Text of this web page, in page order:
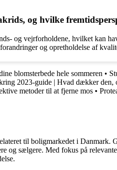
og hvilke
og vejrforholdene, hvilket kan
og opretholdelse af
blomsterbede hele sommeren •
2023-guide | Hvad dækker den,
metoder til at fjerne mos •
til boligmarkedet i
og sælgere. Med fokus på